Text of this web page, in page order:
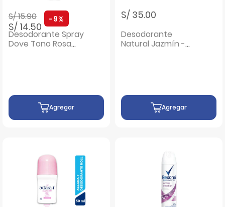
Precio rebajado de
S/ 15.90a
S/ 14.50
-9%
Desodorante Spray
Dove Tono Rosa
Agregar
S/ 35.00
Desodorante
Natural Jazmín -
Agregar